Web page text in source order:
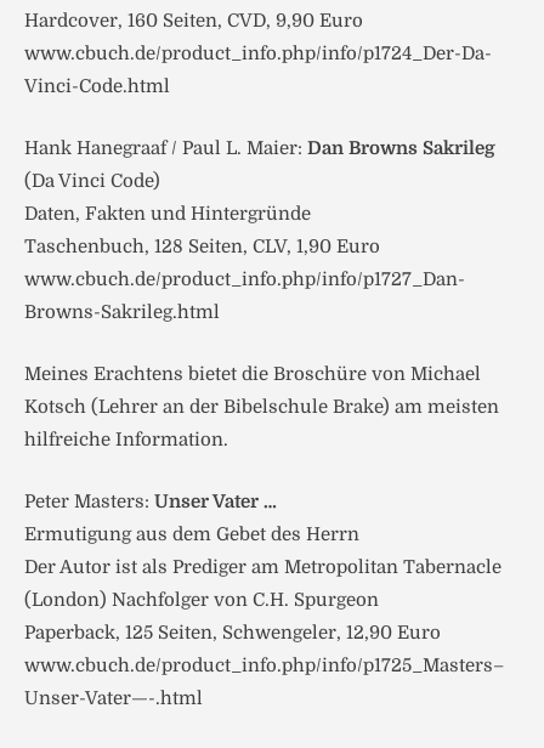
Hardcover, 160 Seiten, CVD, 9,90 Euro
www.cbuch.de/product_info.php/info/p1724_Der-Da-
Vinci-Code.html
Hank Hanegraaf / Paul L. Maier: Dan Browns Sakrileg
(Da Vinci Code)
Daten, Fakten und Hintergründe
Taschenbuch, 128 Seiten, CLV, 1,90 Euro
www.cbuch.de/product_info.php/info/p1727_Dan-
Browns-Sakrileg.html
Meines Erachtens bietet die Broschüre von Michael
Kotsch (Lehrer an der Bibelschule Brake) am meisten
hilfreiche Information.
Peter Masters: Unser Vater …
Ermutigung aus dem Gebet des Herrn
Der Autor ist als Prediger am Metropolitan Tabernacle
(London) Nachfolger von C.H. Spurgeon
Paperback, 125 Seiten, Schwengeler, 12,90 Euro
www.cbuch.de/product_info.php/info/p1725_Masters–
Unser-Vater—-.html